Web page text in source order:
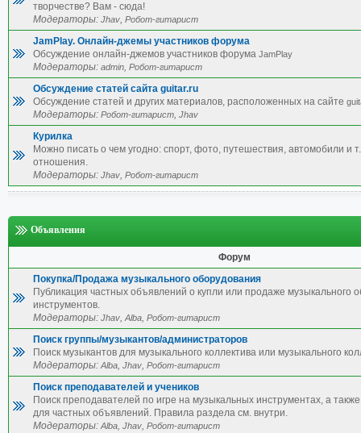
творчестве? Вам - сюда!
Модераторы: Jhav, Робот-гитарист
JamPlay. Онлайн-джемы участников форума
Обсуждение онлайн-джемов участников форума JamPlay
Модераторы: admin, Робот-гитарист
Обсуждение статей сайта guitar.ru
Обсуждение статей и других материалов, расположенных на сайте
Модераторы: Робот-гитарист, Jhav
Курилка
Можно писать о чем угодно: спорт, фото, путешествия, автомобили и
отношения.
Модераторы: Jhav, Робот-гитарист
Объявления
Форум
Покупка/Продажа музыкального оборудования
Публикация частных объявлений о купли или продаже музыкального
инструментов.
Модераторы: Jhav,Alba, Робот-гитарист
Поиск группы/музыкантов/администраторов
Поиск музыкантов для музыкального коллектива или музыкального
Модераторы:Alba, Jhav, Робот-гитарист
Поиск преподавателей и учеников
Поиск преподавателей по игре на музыкальных инструментах, а также
для частных объявлений. Правила раздела см. внутри.
Модераторы:Alba, Jhav, Робот-гитарист